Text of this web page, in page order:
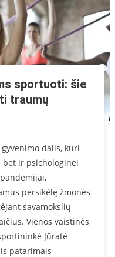
sportuoti: šie
traumų
dalis, kuri
ir psichologinei
persikėlę žmonės
savamokslių
Vienos vaistinės
Jūratė
patarimais